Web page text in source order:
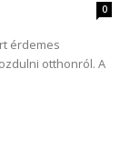
0
érdemes
otthonról. A